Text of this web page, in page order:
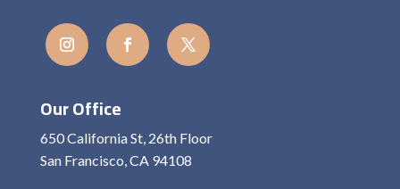
Our Office
650 California St, 26th Floor
San Francisco, CA 94108